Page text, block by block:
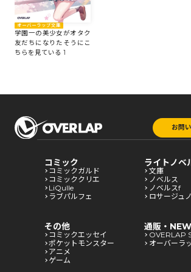
オーバーラップ文庫
学園一の美少女がオタク
友だちになりたそうにこ
ちらを見ている 1
お問
コミック
コミックガルド
コミッククリエ
LiQulle
ラブパルフェ
ライトノベ
文庫
ノベルス
ノベルスf
ロサージュ
その他
コミックエッセイ
ポケットモンスター
アニメ
ゲーム
通販・
OVERLAP
オーバーラ